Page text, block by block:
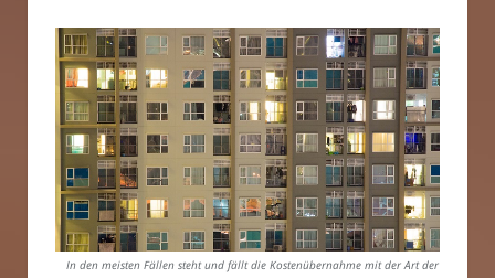
In den meisten Fällen steht und fällt die Kostenübernahme mit der Art der